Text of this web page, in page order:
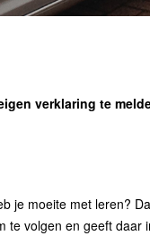
verklaring te
je moeite met leren?
volgen en geeft daar